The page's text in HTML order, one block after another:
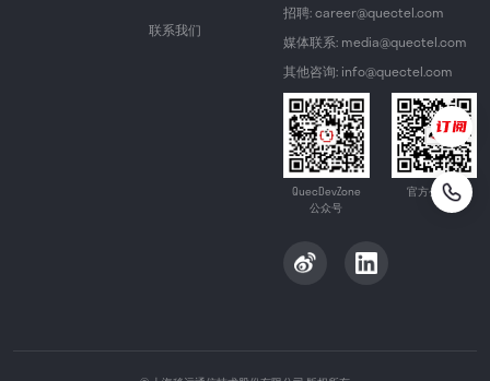
联系我们
招聘: career@quectel.com
媒体联系: media@quectel.com
其他咨询: info@quectel.com
QuecDevZone
公众号
官方公众号